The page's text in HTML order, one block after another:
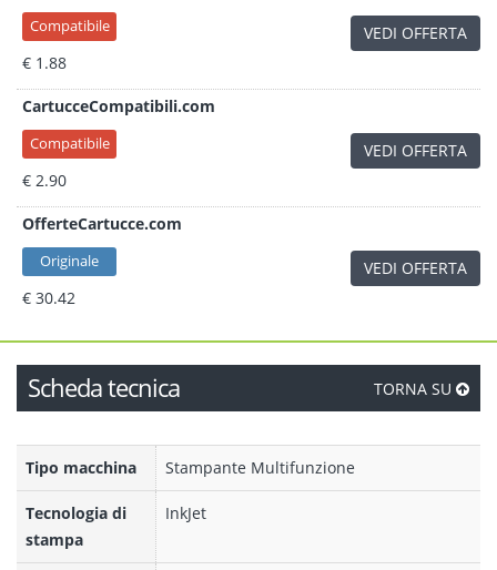
Compatibile
€ 1.88
VEDI OFFERTA
CartucceCompatibili.com
Compatibile
€ 2.90
VEDI OFFERTA
OfferteCartucce.com
Originale
€ 30.42
VEDI OFFERTA
Scheda tecnica TORNA SU
Tipo macchina Stampante Multifunzione
Tecnologia di
stampa
InkJet